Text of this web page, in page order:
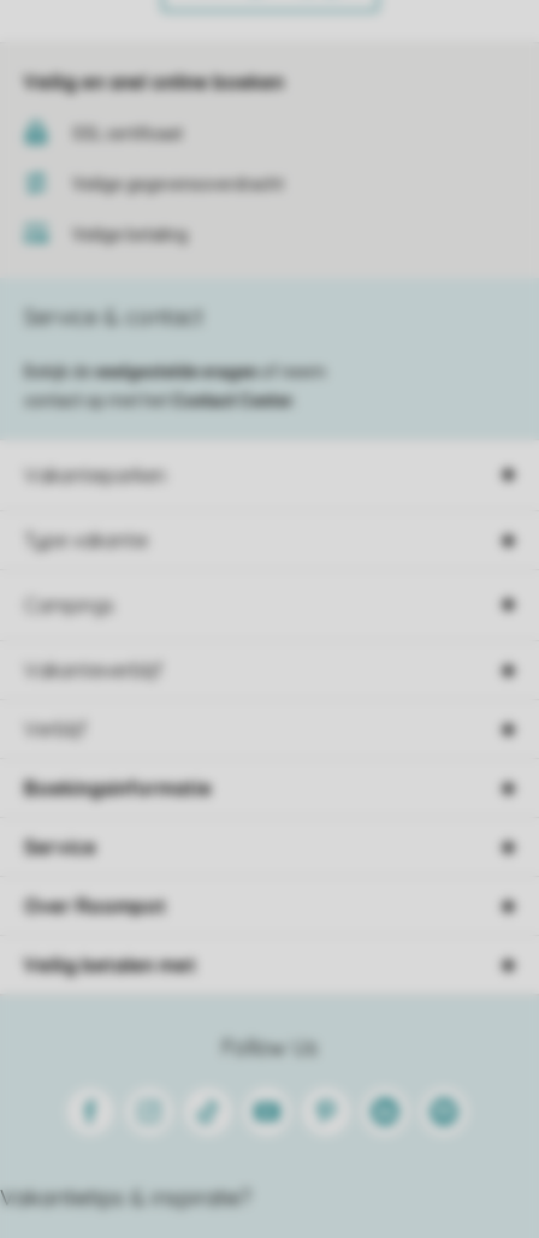
Veilig en snel online boeken
SSL certificaat
Veilige gegevensoverdracht
Veilige betaling
Vakantieparken
Type vakantie
Campings
Vakantieverblijf
Verblijf
Service & contact
Bekijk de veelgestelde vragen
of neem
contact op met het
Contact Center
Follow Us
FacebookInstagram
Tiktok Youtube PinterestLinkedinSpotify
Vakantietips & inspiratie?
Boekingsinformatie
Service
Over Roompot
Veilig betalen met